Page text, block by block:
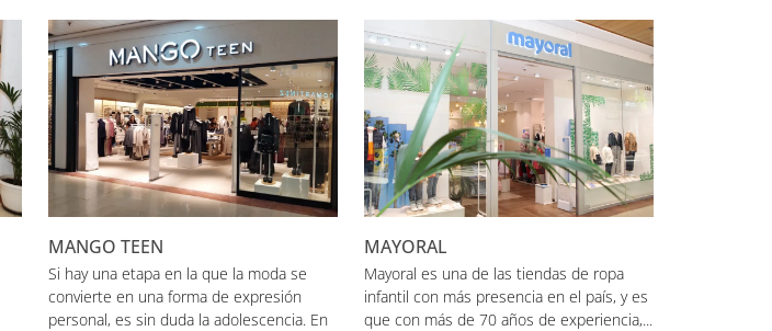
MANGO TEEN
Si hay una etapa en la que la moda se
convierte en una forma de expresión
personal, es sin duda la adolescencia. En
MAYORAL
Mayoral es una de las tiendas de ropa
infantil con más presencia en el país, y es
que con más de 70 años de experiencia,...